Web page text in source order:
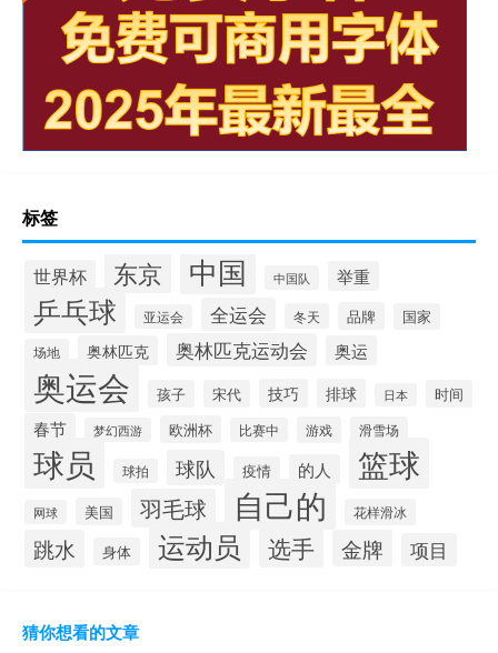
标签
世界杯 东京 中国 中国队 举重
乒乓球 亚运会 全运会 冬天 品牌 国家
场地 奥林匹克 奥林匹克运动会 奥运
奥运会 孩子 宋代 技巧 排球 日本 时间
春节 梦幻西游 欧洲杯 比赛中 游戏 滑雪场
球员 球拍 球队 疫情 的人 篮球
网球 美国 羽毛球 自己的 花样滑冰
跳水 身体 运动员 选手 金牌 项目
猜你想看的文章